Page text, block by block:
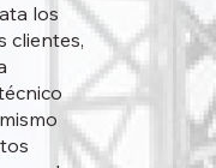
los
clientes,